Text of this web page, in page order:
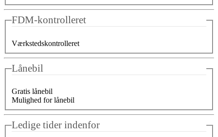
FDM-kontrolleret
Værkstedskontrolleret
Lånebil
Gratis lånebil
Mulighed for lånebil
Ledige tider indenfor